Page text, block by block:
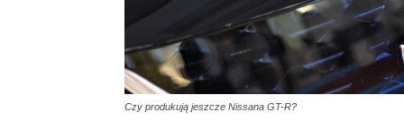
Czy produkują jeszcze Nissana GT-R?